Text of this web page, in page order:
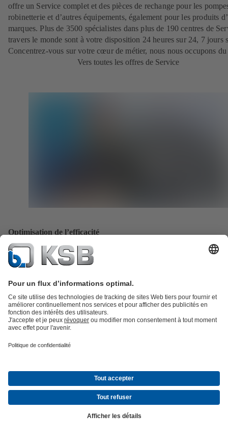
offre un Service complet et des pièces de rechange pour les
robinetterie et d’autres équipements, également pour les produits
marques. Plus de 3500 spécialistes dans plus de 190 centres de
travers le monde sont à votre disposition 24 heures sur 24, 7 jours
Concentrez-vous sur votre cœur de métier, nous nous occupons du
Vers toutes les offres de Service
Optimisation de l’efficacité
Réduisez votre consommation d’énergie de 35 % et plus : nos
KSB SupremeServ analysent en détail vos pompes et systèmes de
directement en œuvre à votre demande.
Vers le Service